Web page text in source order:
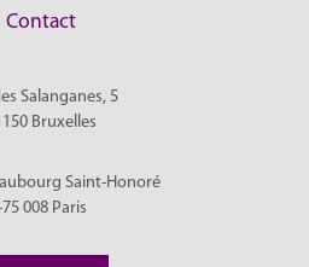
Contact
Salanganes, 5
Bruxelles
Saint-Honoré
75 008 Paris